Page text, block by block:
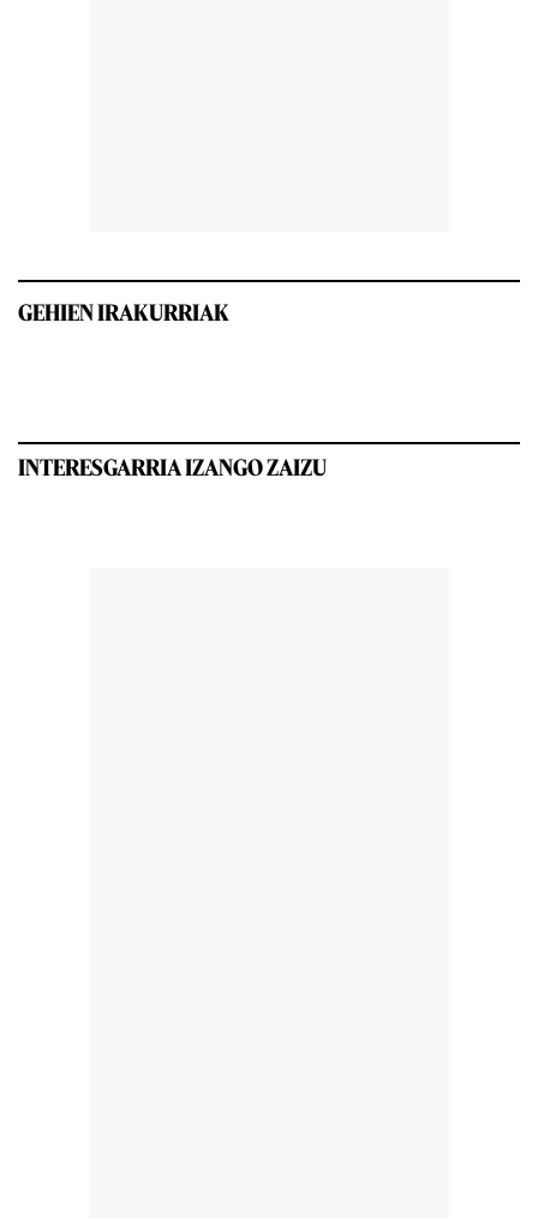
GEHIEN IRAKURRIAK
INTERESGARRIA IZANGO ZAIZU